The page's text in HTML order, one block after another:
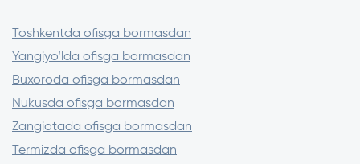
foydalaning
Sayt manzilini tekshiring (https://)
SMS orqali kelgan kodlarni hech kimga
aytmang
Toshkentda ofisga bormasdan
Yangiyo‘lda ofisga bormasdan
Buxoroda ofisga bormasdan
Nukusda ofisga bormasdan
Zangiotada ofisga bormasdan
Termizda ofisga bormasdan